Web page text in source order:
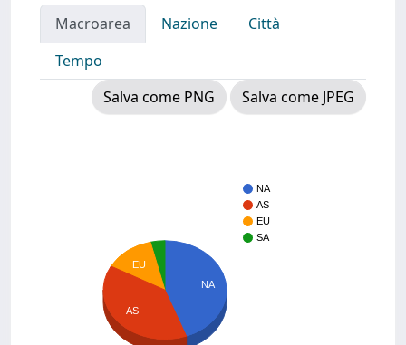
Macroarea Nazione
Città
Tempo
Salva come PNG
Salva come JPEG
NA
AS
EU
SA
NA
EU
AS